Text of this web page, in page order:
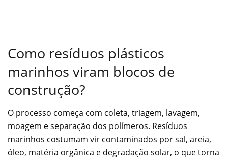
Como resíduos plásticos
marinhos viram blocos de
construção?
O processo começa com coleta, triagem, lavagem,
moagem e separação dos polímeros. Resíduos
marinhos costumam vir contaminados por sal, areia,
óleo, matéria orgânica e degradação solar, o que torna